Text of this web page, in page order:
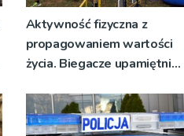
Aktywność fizyczna z
propagowaniem wartości
życia. Biegacze upamiętnili